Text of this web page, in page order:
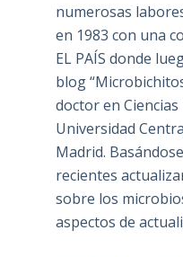
numerosas
en 1983 con una
EL PAÍS donde
blog
doctor en
Universidad
Madrid.
recientes
sobre los
aspectos de